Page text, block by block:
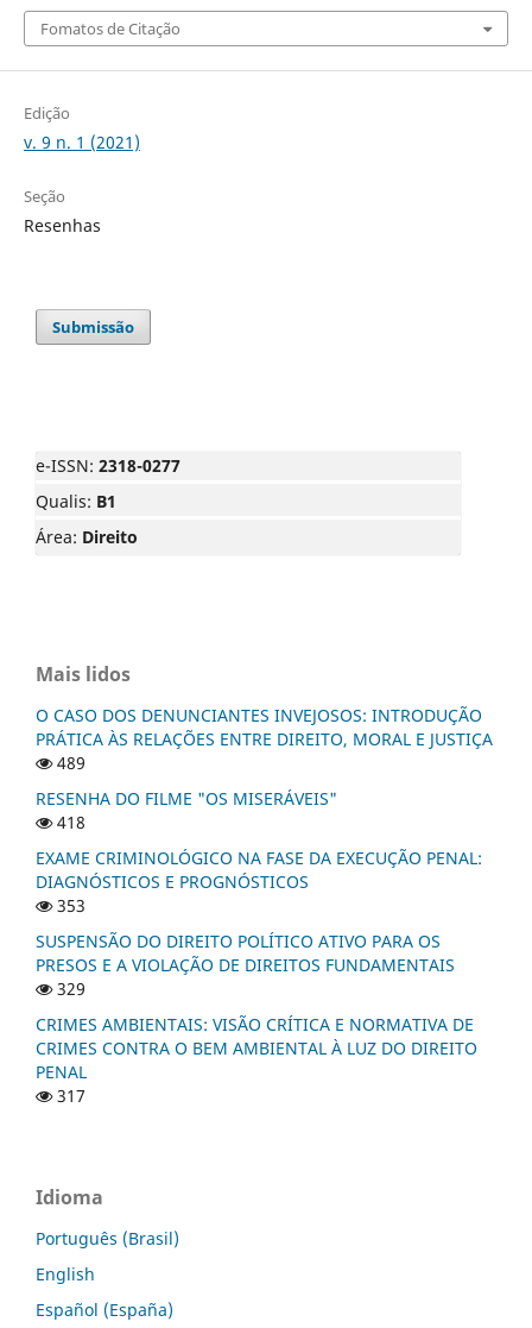
Fomatos de Citação
Edição
v. 9 n. 1 (2021)
Seção
Resenhas
Submissão
e-ISSN: 2318-0277
Qualis: B1
Área: Direito
Mais lidos
O CASO DOS DENUNCIANTES INVEJOSOS: INTRODUÇÃO
PRÁTICA ÀS RELAÇÕES ENTRE DIREITO, MORAL E JUSTIÇA
489
RESENHA DO FILME "OS MISERÁVEIS"
418
EXAME CRIMINOLÓGICO NA FASE DA EXECUÇÃO PENAL:
DIAGNÓSTICOS E PROGNÓSTICOS
353
SUSPENSÃO DO DIREITO POLÍTICO ATIVO PARA OS
PRESOS E A VIOLAÇÃO DE DIREITOS FUNDAMENTAIS
329
CRIMES AMBIENTAIS: VISÃO CRÍTICA E NORMATIVA DE
CRIMES CONTRA O BEM AMBIENTAL À LUZ DO DIREITO
PENAL
317
Idioma
Português (Brasil)
English
Español (España)